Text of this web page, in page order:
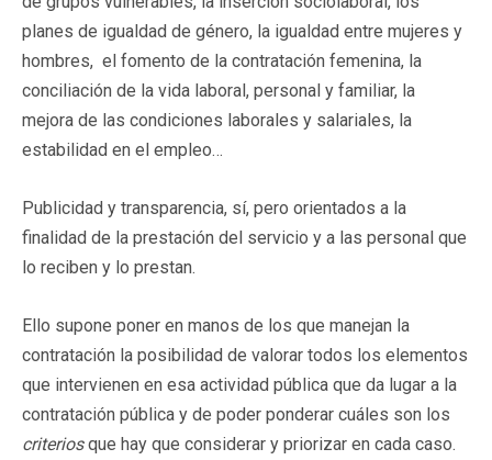
planes de igualdad de género, la igualdad entre mujeres y
hombres, el fomento de la contratación femenina, la
conciliación de la vida laboral, personal y familiar, la
mejora de las condiciones laborales y salariales, la
estabilidad en el empleo…
Publicidad y transparencia, sí, pero orientados a la
finalidad de la prestación del servicio y a las personal que
lo reciben y lo prestan.
Ello supone poner en manos de los que manejan la
contratación la posibilidad de valorar todos los elementos
que intervienen en esa actividad pública que da lugar a la
contratación pública y de poder ponderar cuáles son los
criteriosque hay que considerar y priorizar en cada caso.